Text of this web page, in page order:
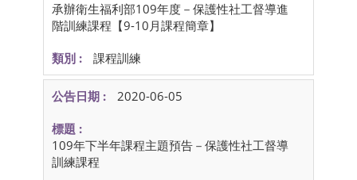
承辦衛生福利部109年度－保護性社工督導進
階訓練課程【9-10月課程簡章】
課程訓練
2020-06-05
109年下半年課程主題預告－保護性社工督導
訓練課程